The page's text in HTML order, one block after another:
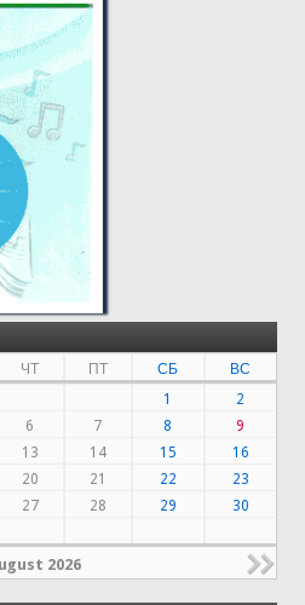
ЧТ ПТ СБ
ВС
1
2
6 7 8
9
13 14 15
16
20 21 22
23
27 28 29
30
2026